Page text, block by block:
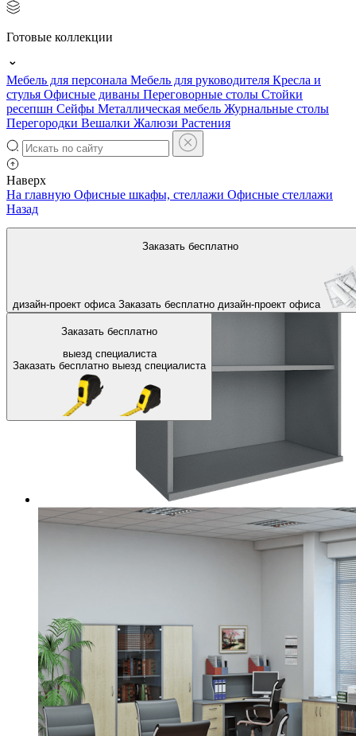
Готовые коллекции
Мебель для персонала Мебель для руководителя Кресла и
стулья Офисные диваны Переговорные столы Стойки
ресепшн Сейфы Металлическая мебель Журнальные столы
Перегородки Вешалки Жалюзи Растения
Наверх
Заказать бесплатно
дизайн-проект офиса Заказать бесплатно дизайн-проект офиса
Заказать бесплатно
выезд специалиста
Заказать бесплатно выезд специалиста
На главную Офисные шкафы, стеллажи Офисные стеллажи
Назад